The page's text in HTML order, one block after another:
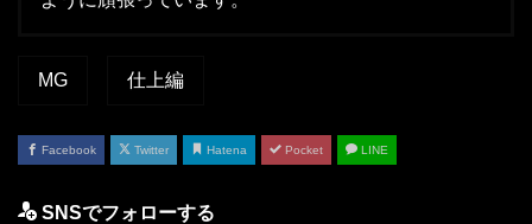
MG 仕上編
Facebook Twitter Hatena Pocket LINE
SNSでフォローする